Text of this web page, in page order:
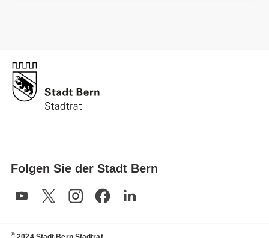
Folgen Sie der Stadt Bern
©